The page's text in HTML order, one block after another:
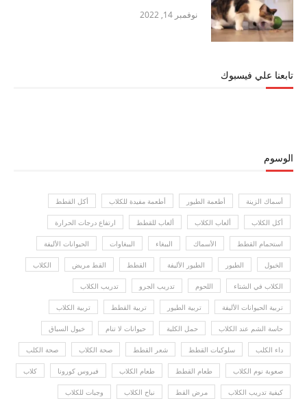
نوفمبر 14, 2022
تابعنا علي فيسبوك
الوسوم
أسماك الزينة أطعمة الطيور أطعمة مفيدة للكلاب أكل القطط
أكل الكلاب ألعاب الكلاب ألعاب للقطط ارتفاع درجات الحرارة
استحمام القطط الأسماك الببغاء الببغاوات الحيوانات الأليفة
الخيول الطيور الطيور الأليفة القطط القط مريض الكلاب
الكلاب في الشتاء اللحوم تدريب الجرو تدريب الكلاب
تربية الحيوانات الأليفة تربية الطيور تربية القطط تربية الكلاب
حاسة الشم عند الكلاب حمل الكلبة حيوانات لا تنام خيول السباق
داء الكلب سلوكيات القطط شعر القطط صحة الكلاب صحة الكلب
صعوبة نوم الكلاب طعام القطط طعام الكلاب فيروس كورونا كلاب
كيفية تدريب الكلاب مرض القط نباح الكلاب وجبات للكلاب